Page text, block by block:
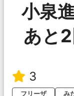
小泉
あと
3
フリーザ
み